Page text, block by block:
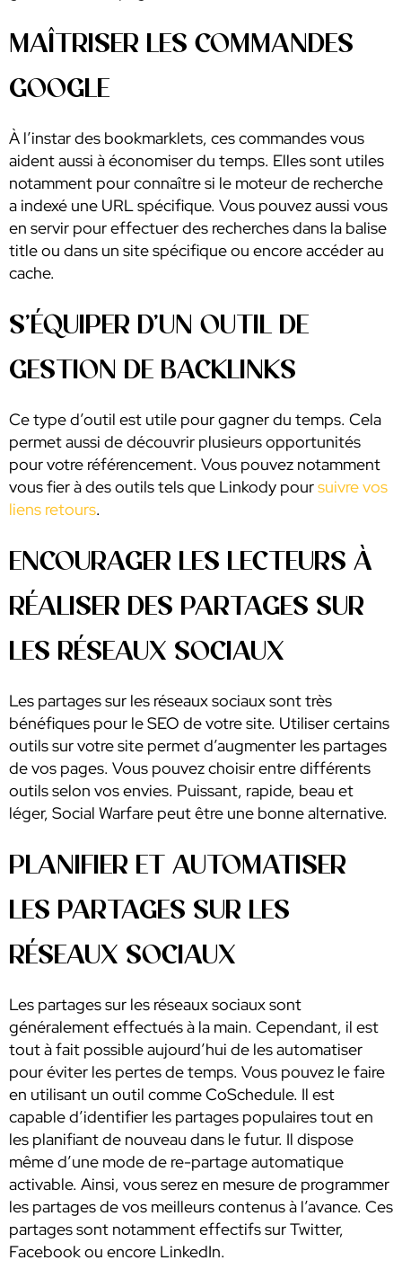
MAÎTRISER LES COMMANDES
GOOGLE
À l’instar des bookmarklets, ces commandes vous
aident aussi à économiser du temps. Elles sont utiles
notamment pour connaître si le moteur de recherche
a indexé une URL spécifique. Vous pouvez aussi vous
en servir pour effectuer des recherches dans la balise
title ou dans un site spécifique ou encore accéder au
cache.
S’ÉQUIPER D’UN OUTIL DE
GESTION DE BACKLINKS
Ce type d’outil est utile pour gagner du temps. Cela
permet aussi de découvrir plusieurs opportunités
pour votre référencement. Vous pouvez notamment
vous fier à des outils tels que Linkody poursuivre vos
liens retours.
ENCOURAGER LES LECTEURS À
RÉALISER DES PARTAGES SUR
LES RÉSEAUX SOCIAUX
Les partages sur les réseaux sociaux sont très
bénéfiques pour le SEO de votre site. Utiliser certains
outils sur votre site permet d’augmenter les partages
de vos pages. Vous pouvez choisir entre différents
outils selon vos envies. Puissant, rapide, beau et
léger, Social Warfare peut être une bonne alternative.
PLANIFIER ET AUTOMATISER
LES PARTAGES SUR LES
RÉSEAUX SOCIAUX
Les partages sur les réseaux sociaux sont
généralement effectués à la main. Cependant, il est
tout à fait possible aujourd’hui de les automatiser
pour éviter les pertes de temps. Vous pouvez le faire
en utilisant un outil comme CoSchedule. Il est
capable d’identifier les partages populaires tout en
les planifiant de nouveau dans le futur. Il dispose
même d’une mode de re-partage automatique
activable. Ainsi, vous serez en mesure de programmer
les partages de vos meilleurs contenus à l’avance. Ces
partages sont notamment effectifs sur Twitter,
Facebook ou encore LinkedIn.